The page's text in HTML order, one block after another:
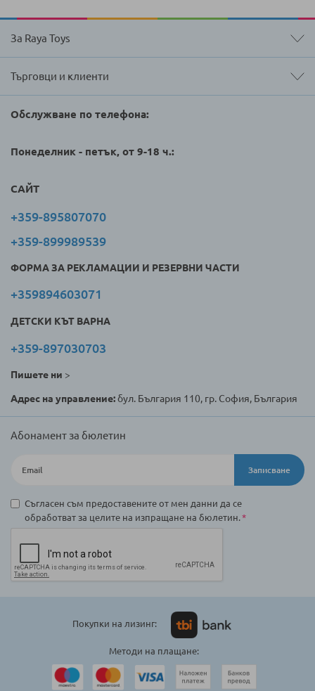
За Raya Toys
Търговци и клиенти
Обслужване по телефона:
Понеделник - петък, от 9-18 ч.:
САЙТ
+359-895807070
+359-899989539
ФОРМА ЗА РЕКЛАМАЦИИ И РЕЗЕРВНИ ЧАСТИ
+359894603071
ДЕТСКИ КЪТ ВАРНА
+359-897030703
Пишете ни >
Адрес на управление:бул. България 110, гр. София, България
Абонамент за бюлетин
Записване
Съгласен съм предоставените от мен данни да се
обработват за целите на изпращане на бюлетин.
Покупки на лизинг:
Методи на плащане: